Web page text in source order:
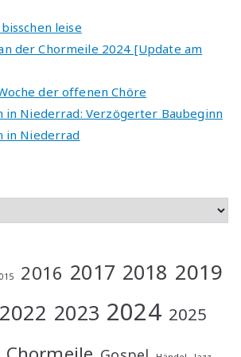
leise
der Chormeile 2024 [Update am
der offenen Chöre
in Niederrad: Verzögerter Baubeginn
in Niederrad
2016 2017 2018 2019
2022 2023 2024 2025